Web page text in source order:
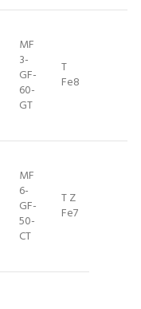
MF
3-
GF-
60-
GT
T
Fe8
MF
6-
GF-
50-
CT
T Z
Fe7